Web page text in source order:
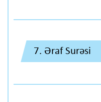
7. Əraf Surəsi